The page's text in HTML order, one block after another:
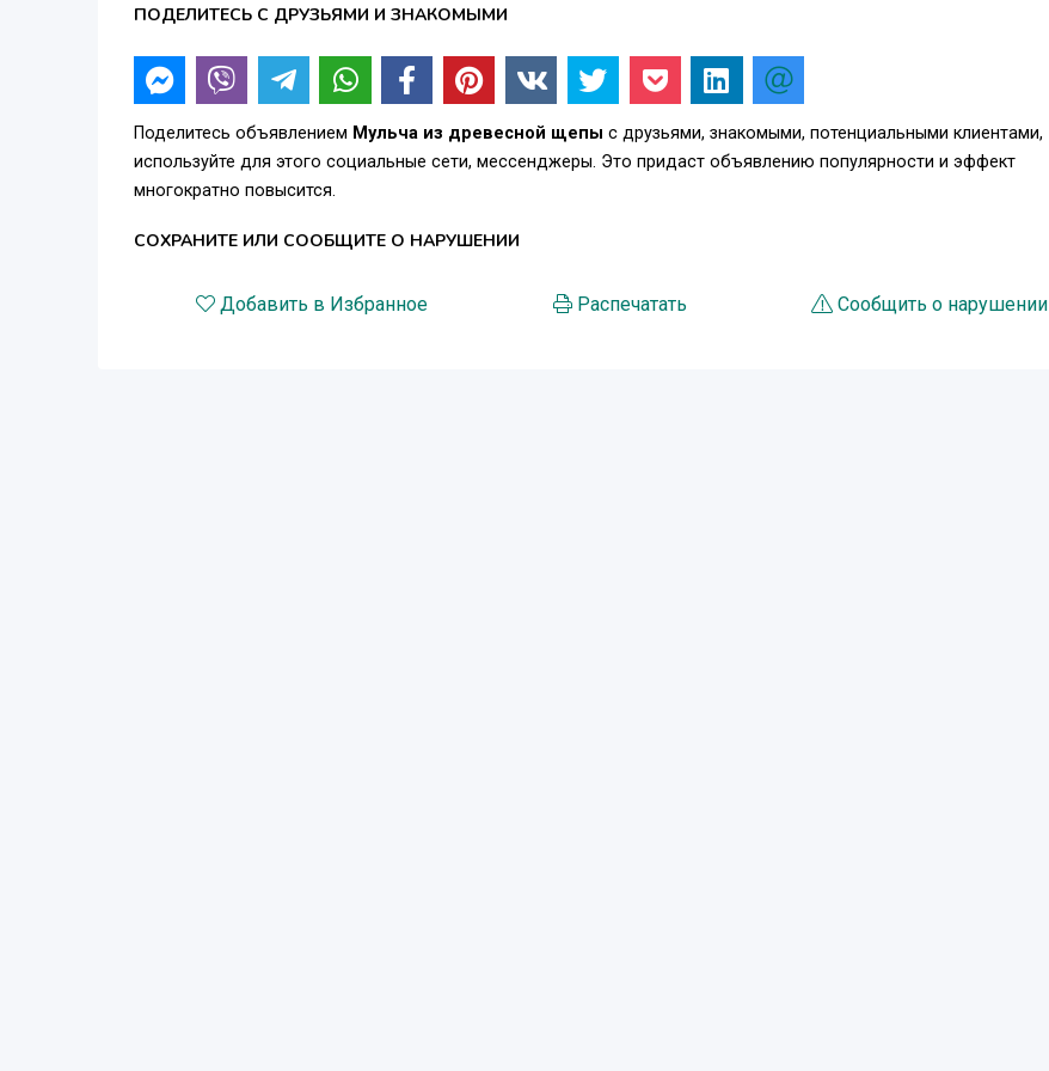
ПОДЕЛИТЕСЬ С ДРУЗЬЯМИ И ЗНАКОМЫМИ
Поделитесь объявлением Мульча из древесной щепы с друзьями, знакомыми, потенциальными клиентами,
используйте для этого социальные сети, мессенджеры. Это придаст объявлению популярности и эффект
многократно повысится.
СОХРАНИТЕ ИЛИ СООБЩИТЕ О НАРУШЕНИИ
Добавить в Избранное Распечатать Сообщить о нарушении